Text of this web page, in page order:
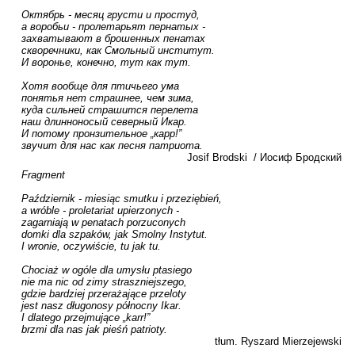
Октябрь - месяц грусти и простуд,
а воробьи - пролетарьят пернатых -
захватывают в брошенных пенатах
скворечники, как Смольный институт.
И вороньe, конечно, тут как тут.
Хотя вообще для птичьего ума
понятья нет страшнее, чем зима,
куда сильней страшится перелета
наш длинноносый северный Икар.
И потому пронзительное „карр!”
звучит для нас как песня патриота.
Josif Brodski  / Иосиф Бродский
Fragment
Październik - miesiąc smutku i przeziębień,
a wróble - proletariat upierzonych -
zagarniają w penatach porzuconych
domki dla szpaków, jak Smolny Instytut.
I wronie, oczywiście, tu jak tu.
Chociaż w ogóle dla umysłu ptasiego
nie ma nic od zimy straszniejszego,
gdzie bardziej przerażające przeloty
jest nasz długonosy północny Ikar.
I dlatego przejmujące „karr!”
brzmi dla nas jak pieśń patrioty.
tłum. Ryszard Mierzejewski